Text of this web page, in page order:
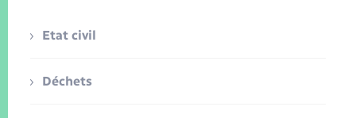
Etat civil
Déchets